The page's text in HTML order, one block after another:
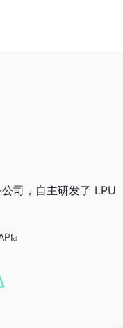
司，自主研发了